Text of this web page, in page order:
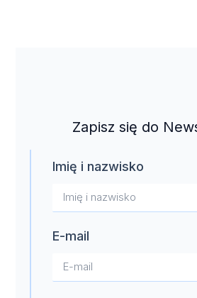
Zapisz się do
Imię i nazwisko
E-mail